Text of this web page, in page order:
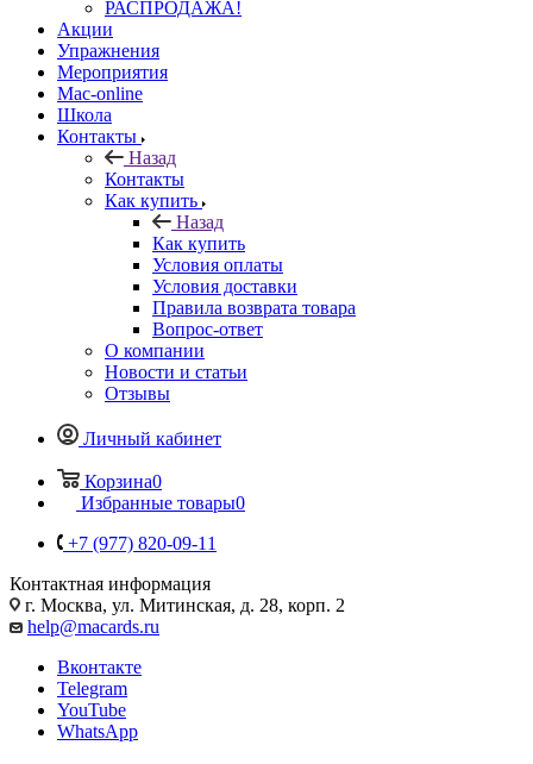
РАСПРОДАЖА!
Акции
Упражнения
Мероприятия
Mac-online
Школа
Контакты
Назад
Контакты
Как купить
Назад
Как купить
Условия оплаты
Условия доставки
Правила возврата товара
Вопрос-ответ
О компании
Новости и статьи
Отзывы
Личный кабинет
Корзина0
Избранные товары0
+7 (977) 820-09-11
Контактная информация
г. Москва, ул. Митинская, д. 28, корп. 2
help@macards.ru
Вконтакте
Telegram
YouTube
WhatsApp